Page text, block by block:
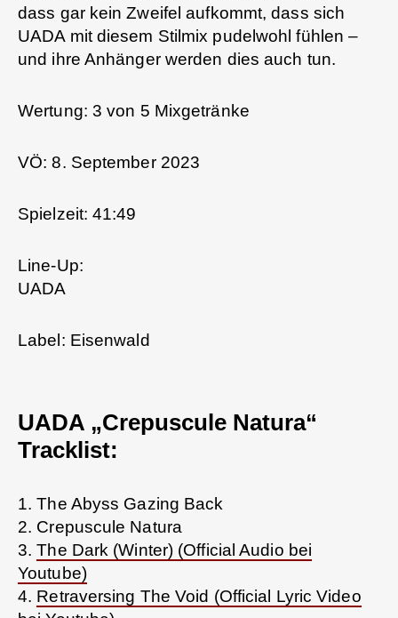
dass gar kein Zweifel aufkommt, dass sich
UADA mit diesem Stilmix pudelwohl fühlen –
und ihre Anhänger werden dies auch tun.
Wertung: 3 von 5 Mixgetränke
VÖ: 8. September 2023
Spielzeit: 41:49
Line-Up:
UADA
Label: Eisenwald
UADA „Crepuscule Natura“
Tracklist:
1. The Abyss Gazing Back
2. Crepuscule Natura
3.The Dark (Winter) (Official Audio bei
Youtube)
4. Retraversing The Void (Official Lyric Video